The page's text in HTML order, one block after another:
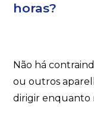
horas?
Não há
ou outros
dirigir enquanto